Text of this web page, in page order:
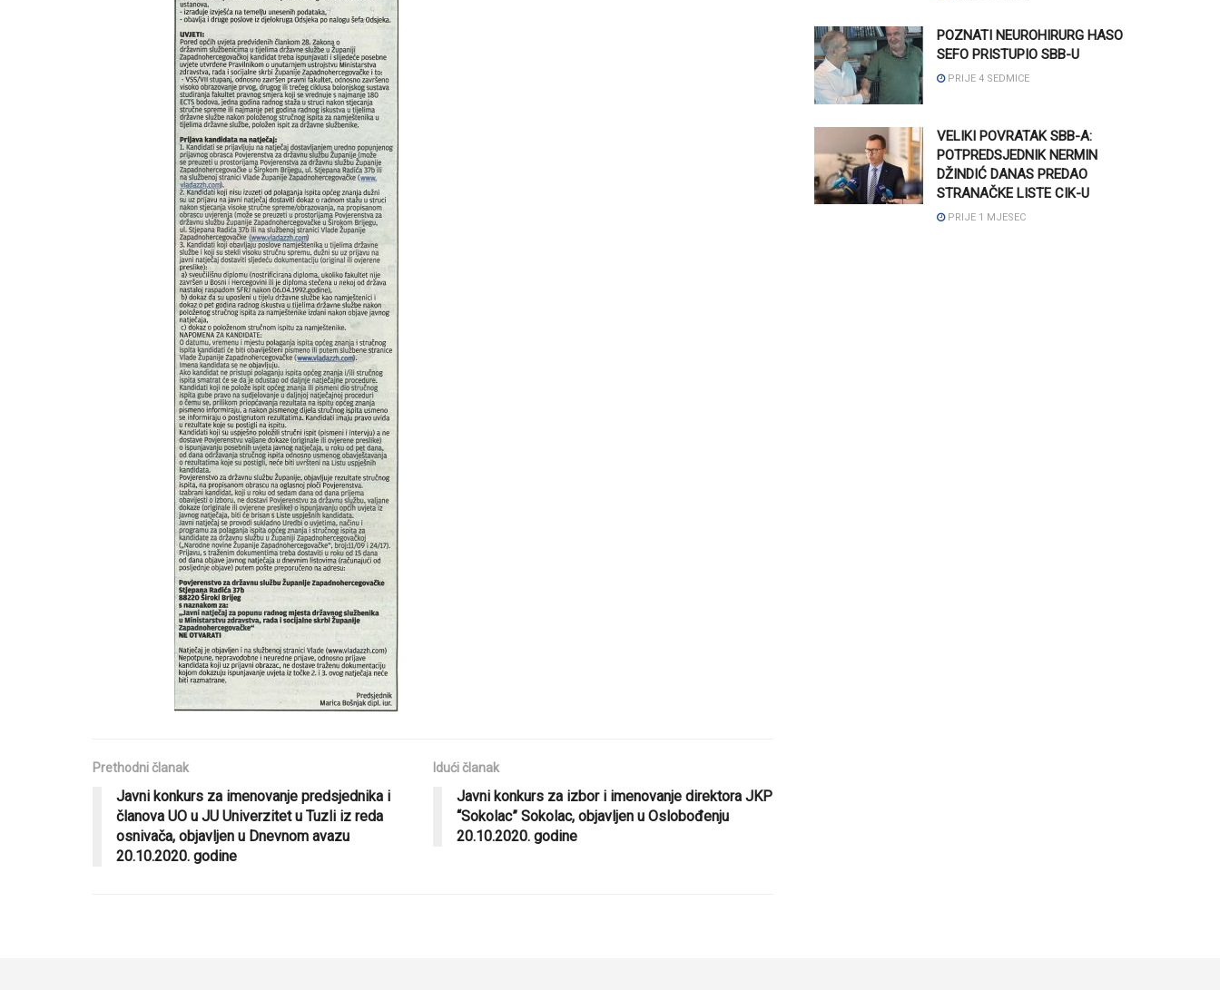
Prethodni članak
Javni konkurs za imenovanje predsjednika i
članova UO u JU Univerzitet u Tuzli iz reda
osnivača, objavljen u Dnevnom avazu
20.10.2020. godine
Idući članak
Javni konkurs za izbor i imenovanje direktora JKP
“Sokolac” Sokolac, objavljen u Oslobođenju
20.10.2020. godine
POZNATI NEUROHIRURG HASO
SEFO PRISTUPIO SBB-U
PRIJE 4 SEDMICE
VELIKI POVRATAK SBB-A:
POTPREDSJEDNIK NERMIN
DŽINDIĆ DANAS PREDAO
STRANAČKE LISTE CIK-U
PRIJE 1 MJESEC